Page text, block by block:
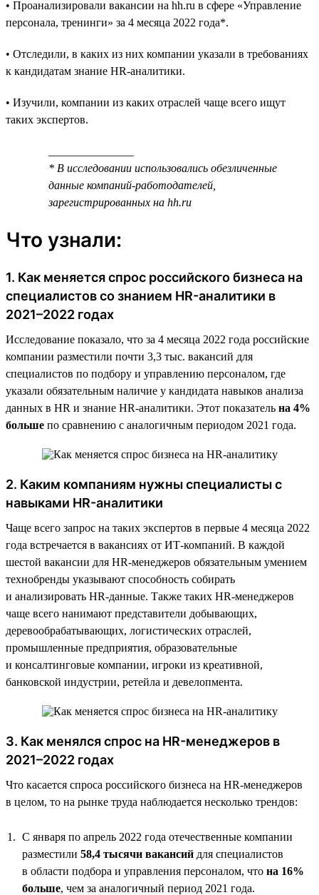
• Проанализировали вакансии на hh.ru в сфере «Управление
персонала, тренинги» за 4 месяца 2022 года*.
• Отследили, в каких из них компании указали в требованиях
к кандидатам знание HR-аналитики.
• Изучили, компании из каких отраслей чаще всего ищут
таких экспертов.
* В исследовании использовались обезличенные
данные компаний-работодателей,
зарегистрированных на hh.ru
Что узнали:
1. Как меняется спрос российского бизнеса на
специалистов со знанием HR-аналитики в
2021–2022 годах
Исследование показало, что за 4 месяца 2022 года российские
компании разместили почти 3,3 тыс. вакансий для
специалистов по подбору и управлению персоналом, где
указали обязательным наличие у кандидата навыков анализа
данных в HR и знание HR-аналитики. Этот показатель на 4%
больше по сравнению с аналогичным периодом 2021 года.
2. Каким компаниям нужны специалисты с
навыками HR-аналитики
Чаще всего запрос на таких экспертов в первые 4 месяца 2022
года встречается в вакансиях от ИТ-компаний. В каждой
шестой вакансии для HR-менеджеров обязательным умением
технобренды указывают способность собирать
и анализировать HR-данные. Также таких HR-менеджеров
чаще всего нанимают представители добывающих,
деревообрабатывающих, логистических отраслей,
промышленные предприятия, образовательные
и консалтинговые компании, игроки из креативной,
банковской индустрии, ретейла и девелопмента.
3. Как менялся спрос на HR-менеджеров в
2021–2022 годах
Что касается спроса российского бизнеса на HR-менеджеров
в целом, то на рынке труда наблюдается несколько трендов:
С января по апрель 2022 года отечественные компании
разместили 58,4 тысячи вакансий для специалистов
в области подбора и управления персоналом, что на 16%
больше, чем за аналогичный период 2021 года.